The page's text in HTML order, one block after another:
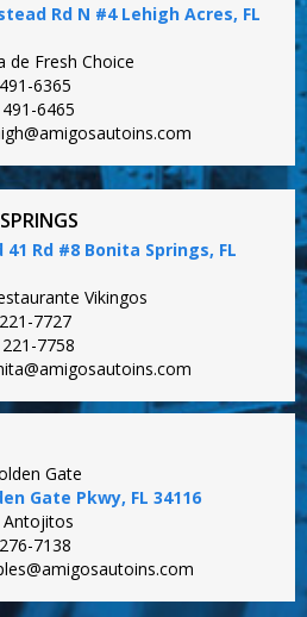
Rd N #4 Lehigh Acres, FL
de Fresh Choice
6365
6465
41 Rd #8 Bonita Springs, FL
Vikingos
7727
7758
Gate
Gate Pkwy, FL 34116
Antojitos
7138